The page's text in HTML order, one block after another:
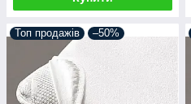
Топ продажів –50%